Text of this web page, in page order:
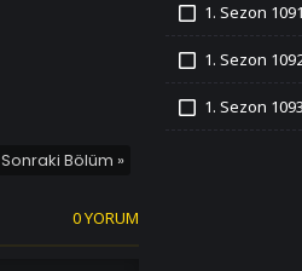
Sonraki Bölüm »
1. Sezon
1. Sezon
1. Sezon
0 YORUM